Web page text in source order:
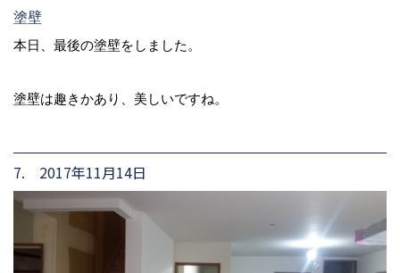
塗壁
本日、最後の塗壁をしました。
塗壁は趣きかあり、美しいですね。
7. 2017年11月14日